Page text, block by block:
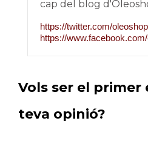
cap del blog
https://twitter.com/oleoshop
https://
Vols ser el primer
teva opinió?